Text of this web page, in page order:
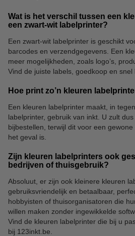
Wat is het verschil tussen een
een zwart-wit labelprinter?
Een zwart-wit labelprinter is geschikt
barcodes en verzendgegevens. Een
meer mogelijkheden, zoals logo’s,
Vind de juiste labels, goedkoop en snel
Hoe print zo’n kleuren
Een kleuren labelprinter maakt, in
labelprinter, gebruik van inkt. U zult
bijbestellen, terwijl dit voor een
het geval is.
Zijn kleuren labelprinters ook
bedrijven of thuisgebruik?
Absoluut, er zijn ook kleinere kleuren
gebruiksvriendelijk en betaalbaar,
hobbyisten of thuisorganisatoren die
willen maken zonder ingewikkelde
Vind de kleuren labelprinter die bij u
bij 123inkt.be.